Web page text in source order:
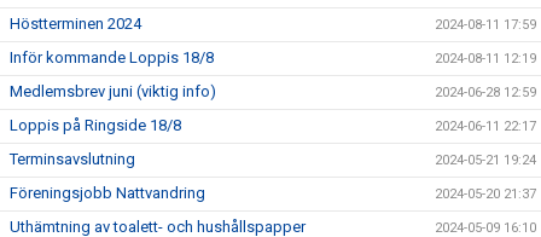
Höstterminen 2024 2024-08-11 17:59
Inför kommande Loppis 18/8 2024-08-11 12:19
Medlemsbrev juni (viktig info) 2024-06-28 12:59
Loppis på Ringside 18/8 2024-06-11 22:17
Terminsavslutning 2024-05-21 19:24
Föreningsjobb Nattvandring 2024-05-20 21:37
Uthämtning av toalett- och hushållspapper 2024-05-09 16:10